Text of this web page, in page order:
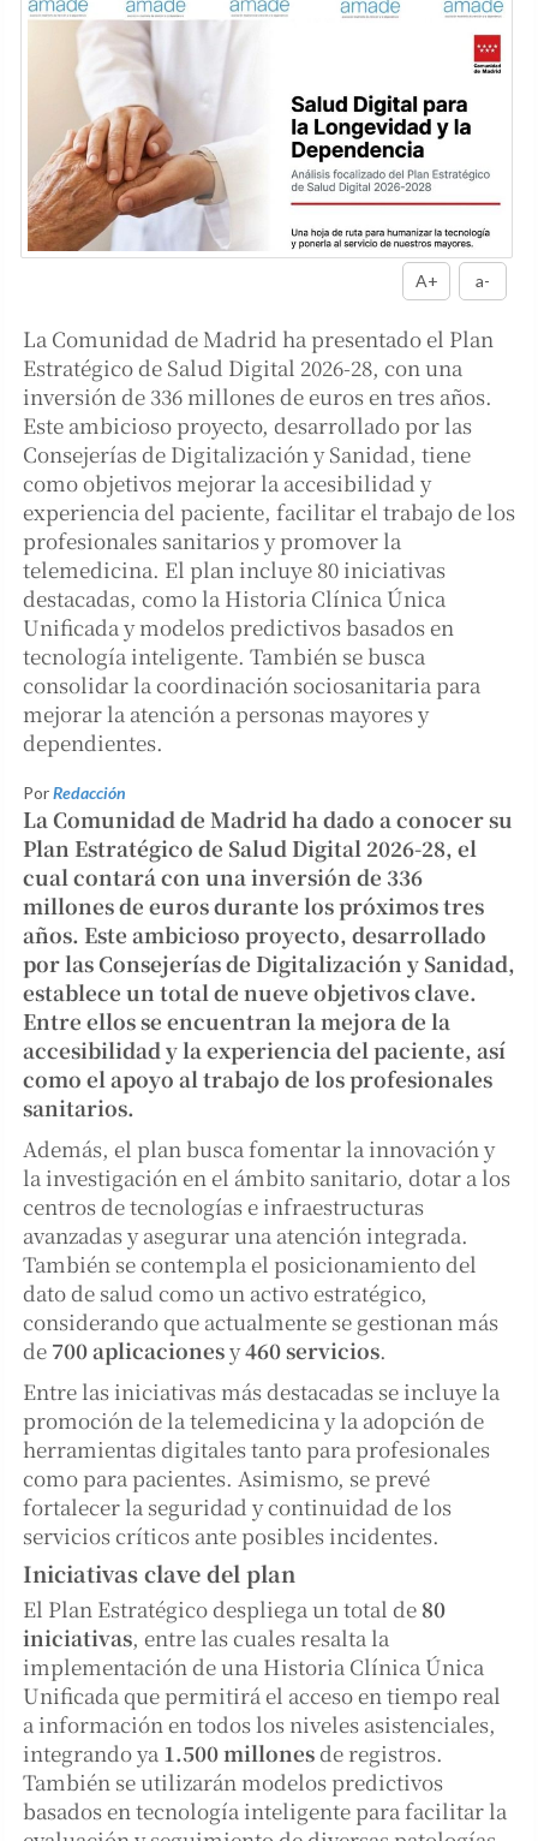
A+ a-
La Comunidad de Madrid ha presentado el Plan
Estratégico de Salud Digital 2026-28, con una
inversión de 336 millones de euros en tres años.
Este ambicioso proyecto, desarrollado por las
Consejerías de Digitalización y Sanidad, tiene
como objetivos mejorar la accesibilidad y
experiencia del paciente, facilitar el trabajo de los
profesionales sanitarios y promover la
telemedicina. El plan incluye 80 iniciativas
destacadas, como la Historia Clínica Única
Unificada y modelos predictivos basados en
tecnología inteligente. También se busca
consolidar la coordinación sociosanitaria para
mejorar la atención a personas mayores y
dependientes.
PorRedacción
La Comunidad de Madrid ha dado a conocer su
Plan Estratégico de Salud Digital 2026-28, el
cual contará con una inversión de 336
millones de eurosdurante los próximos tres
años. Este ambicioso proyecto, desarrollado
por las Consejerías de Digitalización y Sanidad,
establece un total de nueve objetivos clave.
Entre ellos se encuentran la mejora de la
accesibilidad y la experiencia del paciente, así
como el apoyo al trabajo de los profesionales
sanitarios.
Además, el plan busca fomentar la innovación y
la investigación en el ámbito sanitario, dotar a los
centros de tecnologías e infraestructuras
avanzadas y asegurar una atención integrada.
También se contempla el posicionamiento del
dato de salud como un activo estratégico,
considerando que actualmente se gestionan más
de 700 aplicacionesy460 servicios.
Entre las iniciativas más destacadas se incluye la
promoción de la telemedicina y la adopción de
herramientas digitales tanto para profesionales
como para pacientes. Asimismo, se prevé
fortalecer la seguridad y continuidad de los
servicios críticos ante posibles incidentes.
Iniciativas clave del plan
El Plan Estratégico despliega un total de 80
iniciativas, entre las cuales resalta la
implementación de una Historia Clínica Única
Unificada que permitirá el acceso en tiempo real
a información en todos los niveles asistenciales,
integrando ya 1.500 millonesde registros.
También se utilizarán modelos predictivos
basados en tecnología inteligente para facilitar la